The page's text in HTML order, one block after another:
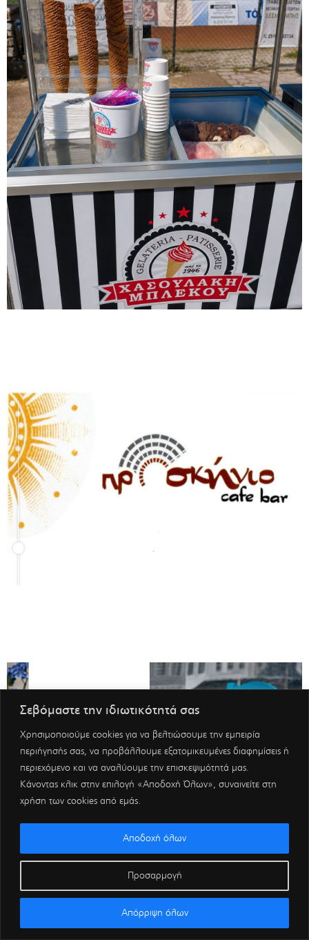
Σεβόμαστε την ιδιωτικότητά σας
Χρησιμοποιούμε cookies για να βελτιώσουμε την εμπειρία
περιήγησής σας, να προβάλλουμε εξατομικευμένες διαφημίσεις ή
περιεχόμενο και να αναλύουμε την επισκεψιμότητά μας.
Κάνοντας κλικ στην επιλογή «Αποδοχή Όλων», συναινείτε στη
χρήση των cookies από εμάς.
Προσαρμογή
Απόρριψη όλων
Αποδοχή όλων